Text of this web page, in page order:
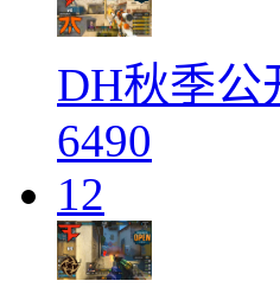
DH秋季公
6490
12